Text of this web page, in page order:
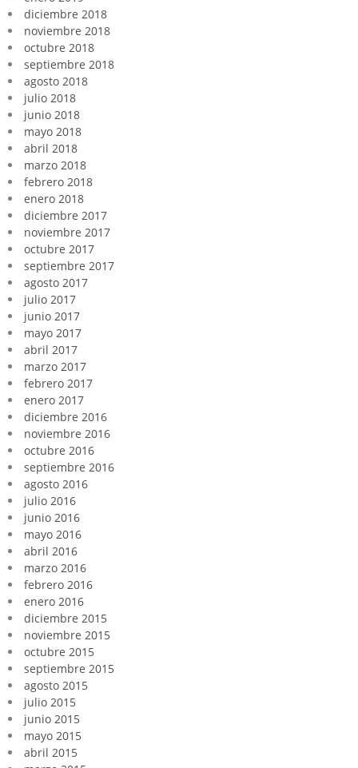
diciembre 2018
noviembre 2018
octubre 2018
septiembre 2018
agosto 2018
julio 2018
junio 2018
mayo 2018
abril 2018
marzo 2018
febrero 2018
enero 2018
diciembre 2017
noviembre 2017
octubre 2017
septiembre 2017
agosto 2017
julio 2017
junio 2017
mayo 2017
abril 2017
marzo 2017
febrero 2017
enero 2017
diciembre 2016
noviembre 2016
octubre 2016
septiembre 2016
agosto 2016
julio 2016
junio 2016
mayo 2016
abril 2016
marzo 2016
febrero 2016
enero 2016
diciembre 2015
noviembre 2015
octubre 2015
septiembre 2015
agosto 2015
julio 2015
junio 2015
mayo 2015
abril 2015